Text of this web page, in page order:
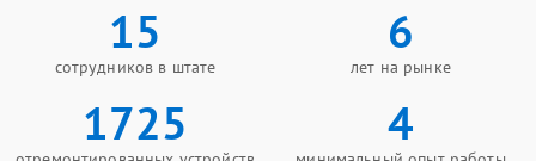
15
сотрудников в штате
6
лет на рынке
1725 4